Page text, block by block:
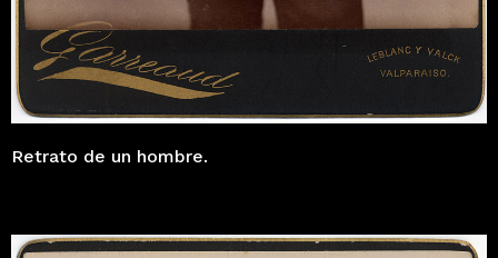
Retrato de un hombre.